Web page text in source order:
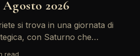
2026
con Saturno che
read